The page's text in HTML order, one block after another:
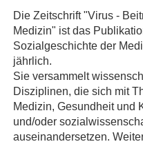
Die Zeitschrift "Virus -
Medizin" ist das
Sozialgeschichte der
jährlich.
Sie versammelt
Disziplinen, die sich mit
Medizin, Gesundheit und
und/oder
auseinandersetzen.